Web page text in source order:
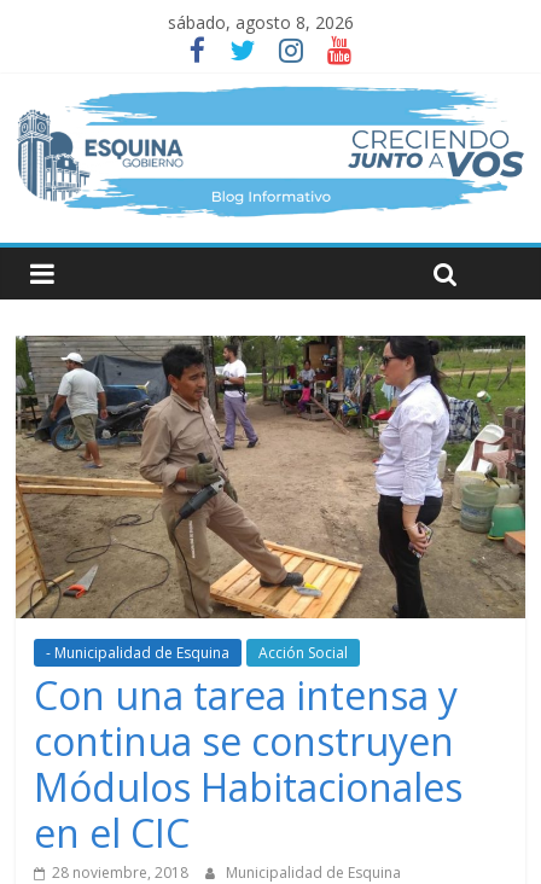
sábado, agosto 8, 2026
- Municipalidad de Esquina Acción Social
Con una tarea intensa y
continua se construyen
Módulos Habitacionales
en el CIC
28 noviembre, 2018 Municipalidad de Esquina